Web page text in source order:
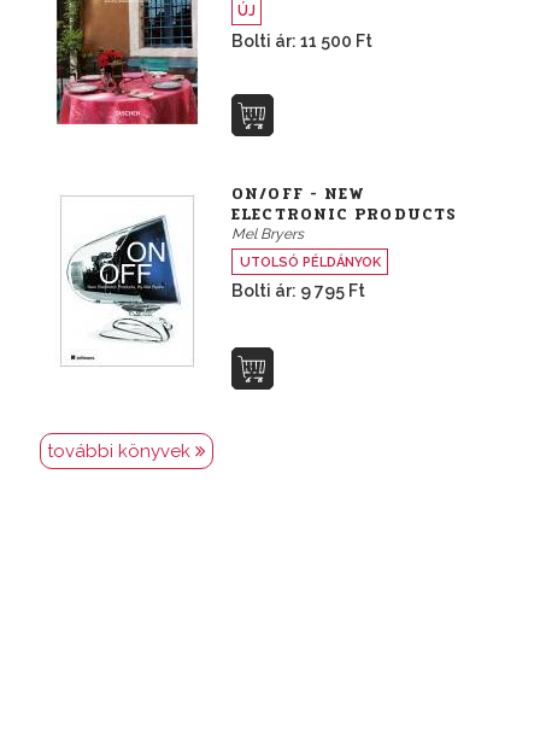
ÚJ
Bolti ár: 11 500 Ft
ON/OFF - NEW
ELECTRONIC PRODUCTS
Mel Bryers
UTOLSÓ PÉLDÁNYOK
Bolti ár: 9 795 Ft
további könyvek